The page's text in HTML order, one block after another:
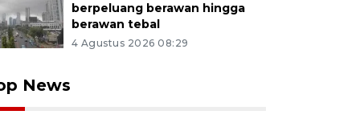
berpeluang berawan hingga
berawan tebal
4 Agustus 2026 08:29
News